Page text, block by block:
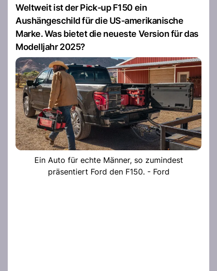
Weltweit ist der Pick-up F150 ein
Aushängeschild für die US-amerikanische
Marke. Was bietet die neueste Version für das
Modelljahr 2025?
Ein Auto für echte Männer, so zumindest
präsentiert Ford den F150. - Ford